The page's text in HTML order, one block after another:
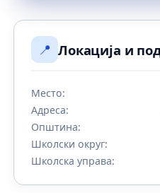
📍 Локација и
Место:
Адреса:
Општина:
Школски округ:
Школска управа: